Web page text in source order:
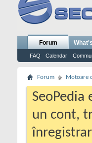
Forum
FAQ Calendar
Forum Motoare
un cont,